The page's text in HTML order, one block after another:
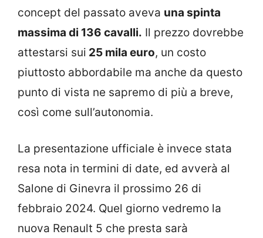
concept del passato aveva una spinta
massima di 136 cavalli. Il prezzo dovrebbe
attestarsi sui 25 mila euro, un costo
piuttosto abbordabile ma anche da questo
punto di vista ne sapremo di più a breve,
così come sull’autonomia.
La presentazione ufficiale è invece stata
resa nota in termini di date, ed avverà al
Salone di Ginevra il prossimo 26 di
febbraio 2024. Quel giorno vedremo la
nuova Renault 5 che presta sarà